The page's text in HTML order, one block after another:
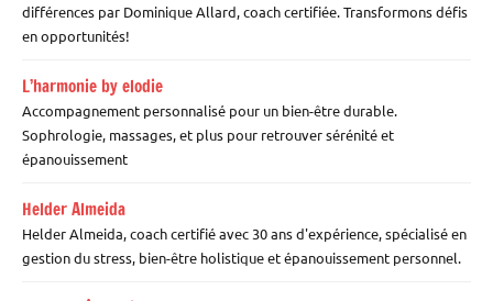
différences par Dominique Allard, coach certifiée. Transformons défis
en opportunités!
L’harmonie by elodie
Accompagnement personnalisé pour un bien-être durable.
Sophrologie, massages, et plus pour retrouver sérénité et
épanouissement
Helder Almeida
Helder Almeida, coach certifié avec 30 ans d'expérience, spécialisé en
gestion du stress, bien-être holistique et épanouissement personnel.